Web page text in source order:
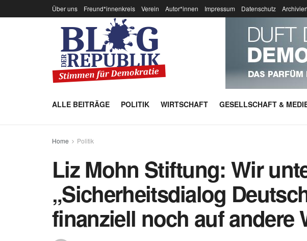
Über uns Freund*innenkreis Verein Autor*innen Impressum Datenschutz
ALLE BEITRÄGE POLITIK WIRTSCHAFT GESELLSCHAFT &
Home Politik
Liz Mohn Stiftung: Wir
„Sicherheitsdialog
finanziell noch auf andere